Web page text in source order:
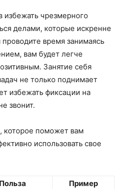
избежать чрезмерного
делами, которые искренне
проводите время занимаясь
вам будет легче
Занятие себя
не только поднимает
избежать фиксации на
звонит.
которое поможет вам
использовать свое
Польза Пример